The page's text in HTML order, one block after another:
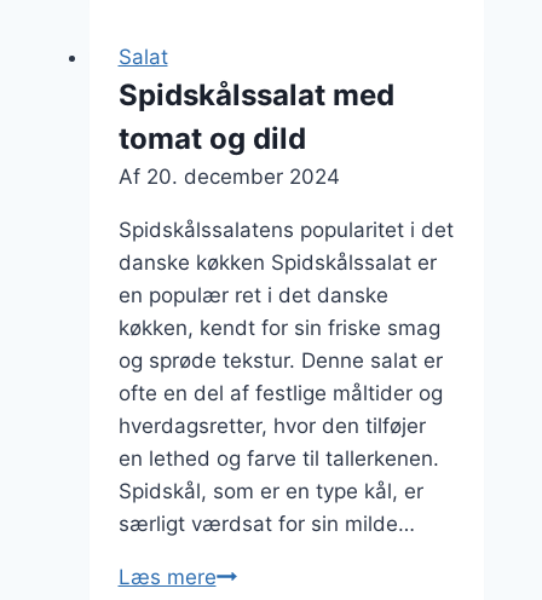
feta
Salat
Spidskålssalat med
tomat og dild
Af 20. december 2024
Spidskålssalatens popularitet i det
danske køkken Spidskålssalat er
en populær ret i det danske
køkken, kendt for sin friske smag
og sprøde tekstur. Denne salat er
ofte en del af festlige måltider og
hverdagsretter, hvor den tilføjer
en lethed og farve til tallerkenen.
Spidskål, som er en type kål, er
særligt værdsat for sin milde…
Læs mereSpidskålssalat